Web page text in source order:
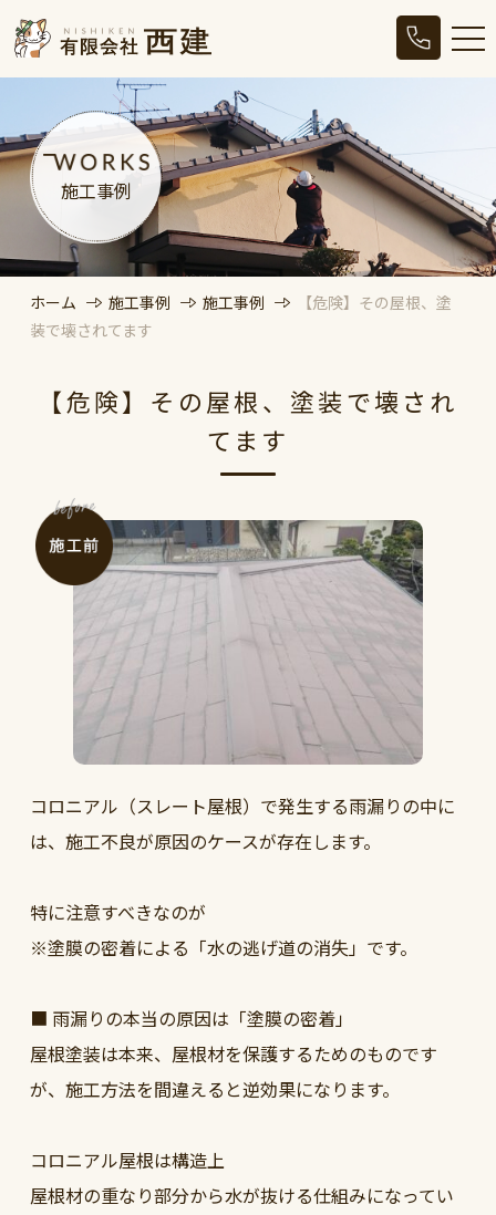
施工事例
ホーム 施工事例 施工事例
【危険】その屋根、塗
装で壊されてます
【危険】その屋根、塗装で壊され
てます
コロニアル（スレート屋根）で発生する雨漏りの中に
は、施工不良が原因のケースが存在します。
特に注意すべきなのが
※塗膜の密着による「水の逃げ道の消失」です。
■ 雨漏りの本当の原因は「塗膜の密着」
屋根塗装は本来、屋根材を保護するためのものです
が、施工方法を間違えると逆効果になります。
コロニアル屋根は構造上
屋根材の重なり部分から水が抜ける仕組みになってい